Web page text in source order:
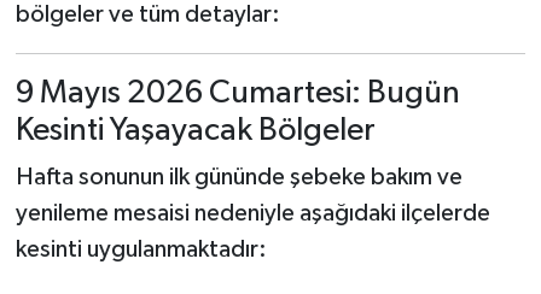
bölgeler ve tüm detaylar:
9 Mayıs 2026 Cumartesi: Bugün
Kesinti Yaşayacak Bölgeler
Hafta sonunun ilk gününde şebeke bakım ve
yenileme mesaisi nedeniyle aşağıdaki ilçelerde
kesinti uygulanmaktadır: